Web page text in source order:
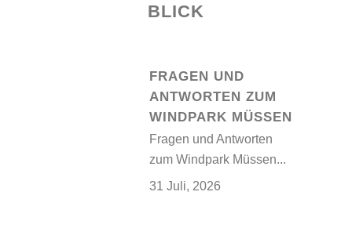
BLICK
FRAGEN UND
ANTWORTEN ZUM
WINDPARK MÜSSEN
Fragen und Antworten
zum Windpark Müssen...
31 Juli, 2026